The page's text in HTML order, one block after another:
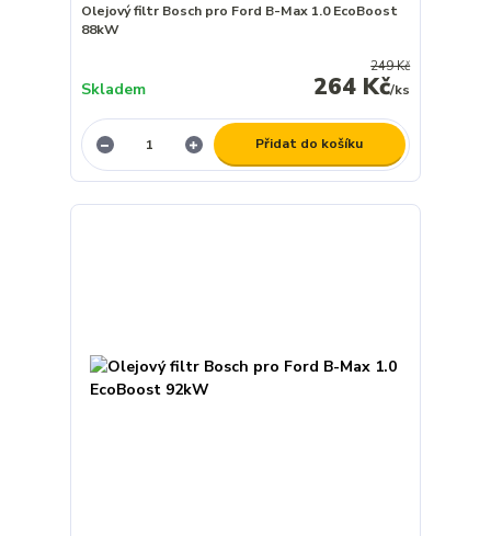
Olejový filtr Bosch pro Ford B-Max 1.0 EcoBoost
88kW
249 Kč
264 Kč/ks
Skladem
Přidat do košíku